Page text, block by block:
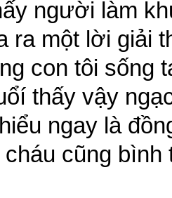
người làm
ra một lời giải
con tôi sống
thấy vậy
ngay là
cũng